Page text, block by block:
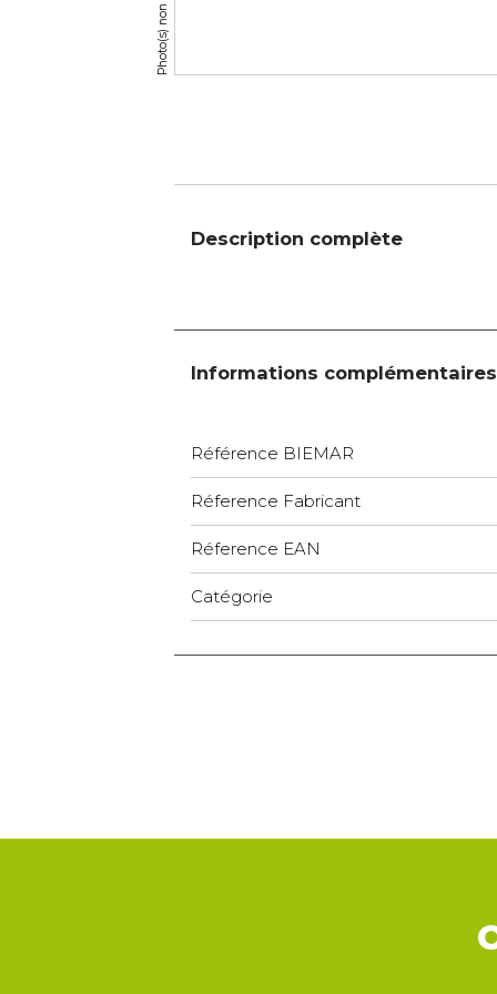
Description complète
Informations complémentaires
Référence BIEMAR
Réference Fabricant
Réference EAN
Catégorie